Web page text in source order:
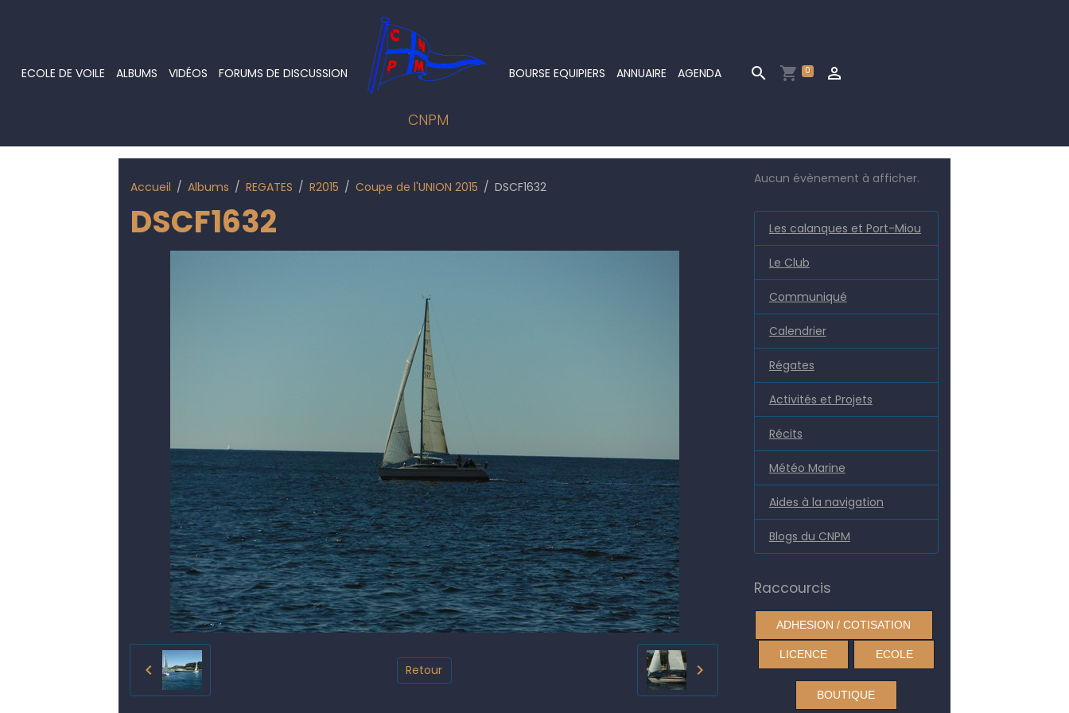
ECOLE DE VOILE ALBUMS VIDÉOS FORUMS DE DISCUSSION
CNPM
BOURSE EQUIPIERS ANNUAIRE AGENDA 0
Accueil Albums REGATES R2015 Coupe de l'UNION 2015 DSCF1632
DSCF1632
Retour
Aucun évènement à afficher.
Les calanques et Port-Miou
Le Club
Communiqué
Calendrier
Régates
Activités et Projets
Récits
Météo Marine
Aides à la navigation
Blogs du CNPM
Raccourcis
ADHESION / COTISATION
LICENCE ECOLE
BOUTIQUE